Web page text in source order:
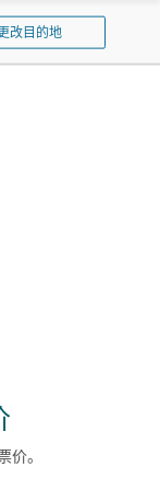
口改目的地
价。